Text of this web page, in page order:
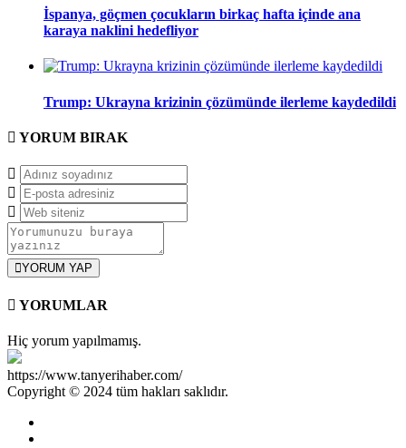
İspanya, göçmen çocukların birkaç hafta içinde ana
karaya naklini hedefliyor
Trump: Ukrayna krizinin çözümünde ilerleme kaydedildi
YORUM BIRAK
YORUM YAP
YORUMLAR
Hiç yorum yapılmamış.
https://www.tanyerihaber.com/
Copyright © 2024 tüm hakları saklıdır.